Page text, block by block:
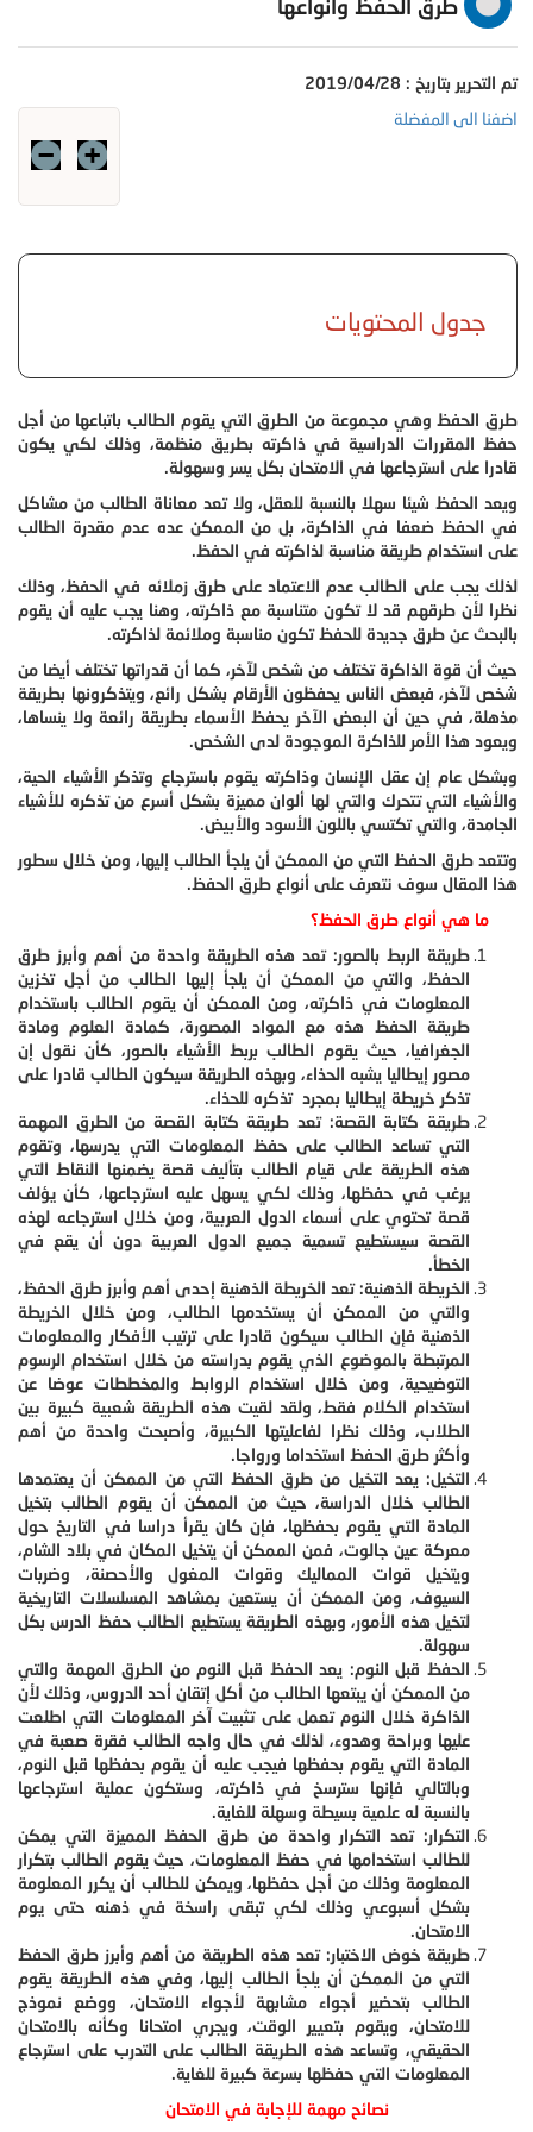
طرق الحفظ وأنواعها
تم التحرير بتاريخ : 2019/04/28
اضفنا الى المفضلة
جدول المحتويات
طرق الحفظ وهي مجموعة من الطرق التي يقوم الطالب باتباعها من أجل
حفظ المقررات الدراسية في ذاكرته بطريق منظمة، وذلك لكي يكون
قادرا على استرجاعها في الامتحان بكل يسر وسهولة.
ويعد الحفظ شيئا سهلا بالنسبة للعقل، ولا تعد معاناة الطالب من مشاكل
في الحفظ ضعفا في الذاكرة، بل من الممكن عده عدم مقدرة الطالب
على استخدام طريقة مناسبة لذاكرته في الحفظ.
لذلك يجب على الطالب عدم الاعتماد على طرق زملائه في الحفظ، وذلك
نظرا لأن طرقهم قد لا تكون متناسبة مع ذاكرته، وهنا يجب عليه أن يقوم
بالبحث عن طرق جديدة للحفظ تكون مناسبة وملائمة لذاكرته.
حيث أن قوة الذاكرة تختلف من شخص لآخر، كما أن قدراتها تختلف أيضا من
شخص لآخر، فبعض الناس يحفظون الأرقام بشكل رائع، ويتذكرونها بطريقة
مذهلة، في حين أن البعض الآخر يحفظ الأسماء بطريقة رائعة ولا ينساها،
ويعود هذا الأمر للذاكرة الموجودة لدى الشخص.
وبشكل عام إن عقل الإنسان وذاكرته يقوم باسترجاع وتذكر الأشياء الحية،
والأشياء التي تتحرك والتي لها ألوان مميزة بشكل أسرع من تذكره للأشياء
الجامدة، والتي تكتسي باللون الأسود والأبيض.
وتتعد طرق الحفظ التي من الممكن أن يلجأ الطالب إليها، ومن خلال سطور
هذا المقال سوف نتعرف على أنواع طرق الحفظ.
ما هي أنواع طرق الحفظ؟
طريقة الربط بالصور: تعد هذه الطريقة واحدة من أهم وأبرز طرق
الحفظ، والتي من الممكن أن يلجأ إليها الطالب من أجل تخزين
المعلومات في ذاكرته، ومن الممكن أن يقوم الطالب باستخدام
طريقة الحفظ هذه مع المواد المصورة، كمادة العلوم ومادة
الجغرافيا، حيث يقوم الطالب بربط الأشياء بالصور، كأن نقول إن
مصور إيطاليا يشبه الحذاء، وبهذه الطريقة سيكون الطالب قادرا على
تذكر خريطة إيطاليا بمجرد تذكره للحذاء.
طريقة كتابة القصة: تعد طريقة كتابة القصة من الطرق المهمة
التي تساعد الطالب على حفظ المعلومات التي يدرسها، وتقوم
هذه الطريقة على قيام الطالب بتأليف قصة يضمنها النقاط التي
يرغب في حفظها، وذلك لكي يسهل عليه استرجاعها، كأن يؤلف
قصة تحتوي على أسماء الدول العربية، ومن خلال استرجاعه لهذه
القصة سيستطيع تسمية جميع الدول العربية دون أن يقع في
الخطأ.
الخريطة الذهنية: تعد الخريطة الذهنية إحدى أهم وأبرز طرق الحفظ،
والتي من الممكن أن يستخدمها الطالب، ومن خلال الخريطة
الذهنية فإن الطالب سيكون قادرا على ترتيب الأفكار والمعلومات
المرتبطة بالموضوع الذي يقوم بدراسته من خلال استخدام الرسوم
التوضيحية، ومن خلال استخدام الروابط والمخططات عوضا عن
استخدام الكلام فقط، ولقد لقيت هذه الطريقة شعبية كبيرة بين
الطلاب، وذلك نظرا لفاعليتها الكبيرة، وأصبحت واحدة من أهم
وأكثر طرق الحفظ استخداما ورواجا.
التخيل: يعد التخيل من طرق الحفظ التي من الممكن أن يعتمدها
الطالب خلال الدراسة، حيث من الممكن أن يقوم الطالب بتخيل
المادة التي يقوم بحفظها، فإن كان يقرأ دراسا في التاريخ حول
معركة عين جالوت، فمن الممكن أن يتخيل المكان في بلاد الشام،
ويتخيل قوات المماليك وقوات المغول والأحصنة، وضربات
السيوف، ومن الممكن أن يستعين بمشاهد المسلسلات التاريخية
لتخيل هذه الأمور، وبهذه الطريقة يستطيع الطالب حفظ الدرس بكل
سهولة.
الحفظ قبل النوم: يعد الحفظ قبل النوم من الطرق المهمة والتي
من الممكن أن يبتعها الطالب من أكل إتقان أحد الدروس، وذلك لأن
الذاكرة خلال النوم تعمل على تثبيت آخر المعلومات التي اطلعت
عليها وبراحة وهدوء، لذلك في حال واجه الطالب فقرة صعبة في
المادة التي يقوم بحفظها فيجب عليه أن يقوم بحفظها قبل النوم،
وبالتالي فإنها سترسخ في ذاكرته، وستكون عملية استرجاعها
بالنسبة له علمية بسيطة وسهلة للغاية.
التكرار: تعد التكرار واحدة من طرق الحفظ المميزة التي يمكن
للطالب استخدامها في حفظ المعلومات، حيث يقوم الطالب بتكرار
المعلومة وذلك من أجل حفظها، ويمكن للطالب أن يكرر المعلومة
بشكل أسبوعي وذلك لكي تبقى راسخة في ذهنه حتى يوم
الامتحان.
طريقة خوض الاختبار: تعد هذه الطريقة من أهم وأبرز طرق الحفظ
التي من الممكن أن يلجأ الطالب إليها، وفي هذه الطريقة يقوم
الطالب بتحضير أجواء مشابهة لأجواء الامتحان، ووضع نموذج
للامتحان، ويقوم بتعيير الوقت، ويجري امتحانا وكأنه بالامتحان
الحقيقي، وتساعد هذه الطريقة الطالب على التدرب على استرجاع
المعلومات التي حفظها بسرعة كبيرة للغاية.
نصائح مهمة للإجابة في الامتحان